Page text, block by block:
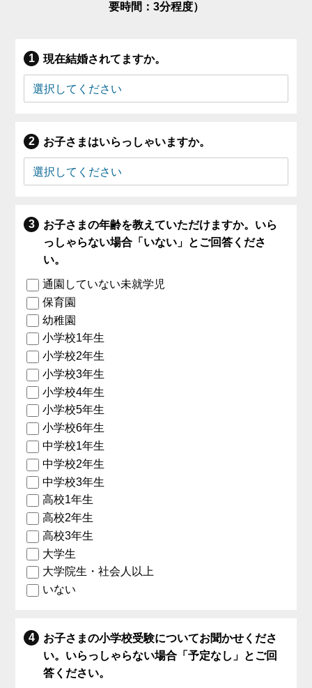
要時間：3分程度）
現在結婚されてますか。
お子さまはいらっしゃいますか。
お子さまの年齢を教えていただけますか。いら
っしゃらない場合「いない」とご回答くださ
い。
通園していない未就学児
保育園
幼稚園
小学校1年生
小学校2年生
小学校3年生
小学校4年生
小学校5年生
小学校6年生
中学校1年生
中学校2年生
中学校3年生
高校1年生
高校2年生
高校3年生
大学生
大学院生・社会人以上
いない
お子さまの小学校受験についてお聞かせくださ
い。いらっしゃらない場合「予定なし」とご回
答ください。